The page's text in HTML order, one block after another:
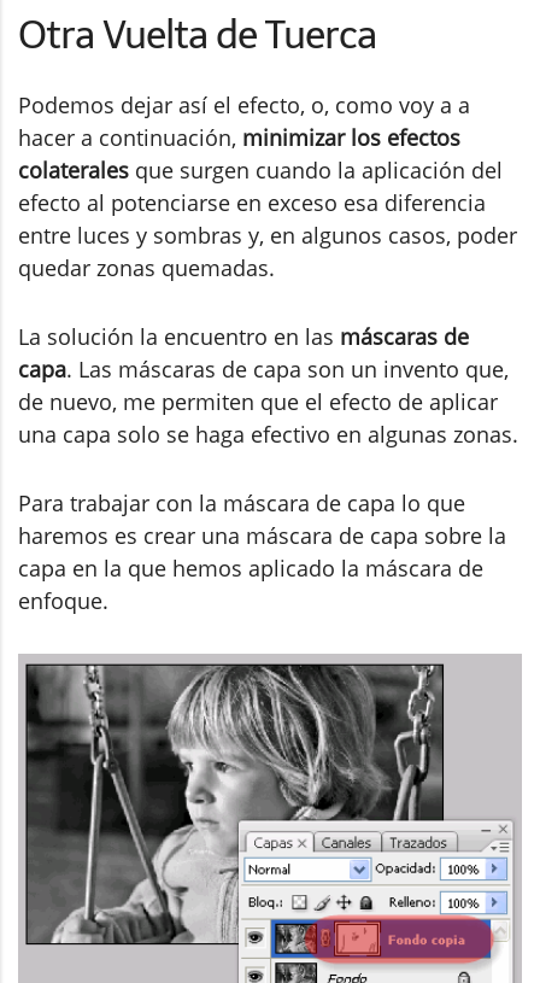
Otra Vuelta de Tuerca
Podemos dejar así el efecto, o, como voy a a
hacer a continuación, minimizar los efectos
colaterales que surgen cuando la aplicación del
efecto al potenciarse en exceso esa diferencia
entre luces y sombras y, en algunos casos, poder
quedar zonas quemadas.
La solución la encuentro en las máscaras de
capa. Las máscaras de capa son un invento que,
de nuevo, me permiten que el efecto de aplicar
una capa solo se haga efectivo en algunas zonas.
Para trabajar con la máscara de capa lo que
haremos es crear una máscara de capa sobre la
capa en la que hemos aplicado la máscara de
enfoque.